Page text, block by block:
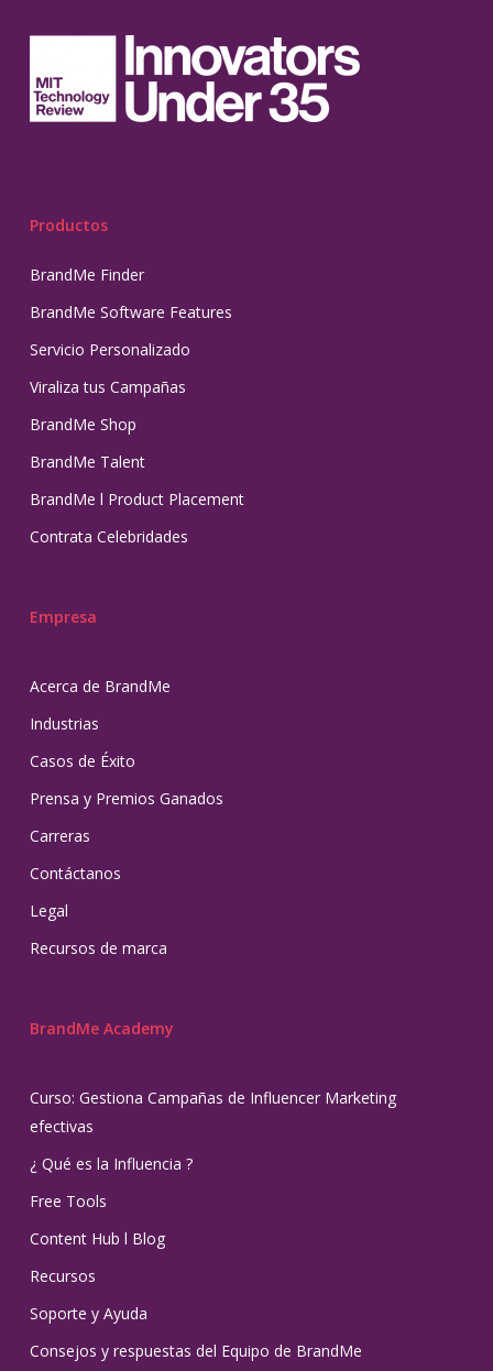
Productos
BrandMe Finder
BrandMe Software Features
Servicio Personalizado
Viraliza tus Campañas
BrandMe Shop
BrandMe Talent
BrandMe l Product Placement
Contrata Celebridades
Empresa
Acerca de BrandMe
Industrias
Casos de Éxito
Prensa y Premios Ganados
Carreras
Contáctanos
Legal
Recursos de marca
BrandMe Academy
Curso: Gestiona Campañas de Influencer Marketing
efectivas
¿ Qué es la Influencia ?
Free Tools
Content Hub l Blog
Recursos
Soporte y Ayuda
Consejos y respuestas del Equipo de BrandMe